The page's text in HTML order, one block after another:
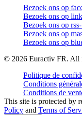
Bezoek ons op
Bezoek ons op
Bezoek ons op
Bezoek ons op
Bezoek ons op
© 2026 Euractiv FR. All
Politique de
Conditions
Conditions de
This site is protected by
Policy and Terms of